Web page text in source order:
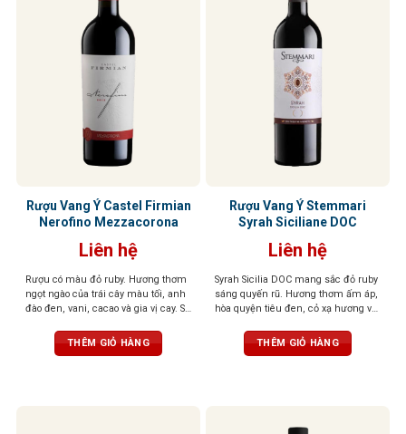
Rượu Vang Ý Castel Firmian
Nerofino Mezzacorona
Liên hệ
Rượu có màu đỏ ruby. Hương thơm
ngọt ngào của trái cây màu tối, anh
đào đen, vani, cacao và gia vị cay. Sự
cảm nhận tinh tế của trái cây và các
gia vị khác. Hậu vị phong phú,
THÊM GIỎ HÀNG
Rượu Vang Ý Stemmari
Syrah Siciliane DOC
Liên hệ
Syrah Sicilia DOC mang sắc đỏ ruby
sáng quyến rũ. Hương thơm ấm áp,
hòa quyện tiêu đen, cỏ xạ hương và
mịn như nhung, cân bằng, dễ chịu,
hậu vị dài, để lại ấn tượng tinh tế và
THÊM GIỎ HÀNG